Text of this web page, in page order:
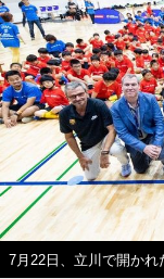
7月22日、立川で開かれ